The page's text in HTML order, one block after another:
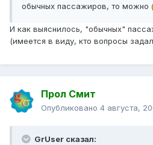
обычных пассажиров, то можно
И как выяснилось, "обычных"
(имеется в виду, кто вопросы
Прол Смит
Опубликовано 4 августа,
GrUser сказал: